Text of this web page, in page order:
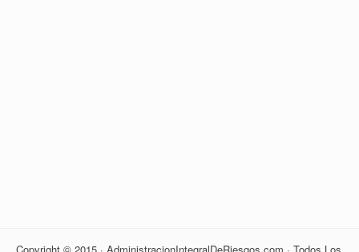
Copyright © 2015 · AdministracionIntegralDeRiesgos.com · Todos Los